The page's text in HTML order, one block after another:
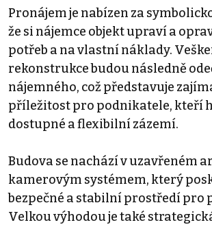
Pronájem je nabízen za
že si nájemce objekt upraví a
potřeb a na vlastní náklady.
rekonstrukce budou následně
nájemného, což představuje
příležitost pro podnikatele, kteří
dostupné a flexibilní zázemí.
Budova se nachází v uzavřeném
kamerovým systémem, který
bezpečné a stabilní prostředí pro
Velkou výhodou je také